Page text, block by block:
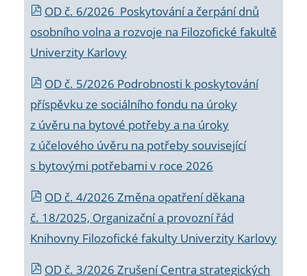
OD č. 6/2026 Poskytování a čerpání dnů
osobního volna a rozvoje na Filozofické fakultě
Univerzity Karlovy
OD č. 5/2026 Podrobnosti k poskytování
příspěvku ze sociálního fondu na úroky
z úvěru na bytové potřeby a na úroky
z účelového úvěru na potřeby související
s bytovými potřebami v roce 2026
OD č. 4/2026 Změna opatření děkana
č. 18/2025, Organizační a provozní řád
Knihovny Filozofické fakulty Univerzity Karlovy
OD č. 3/2026 Zrušení Centra strategických